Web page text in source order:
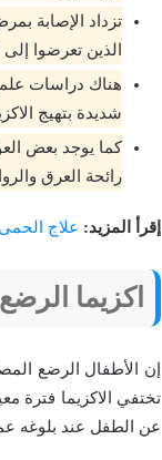
تزداد الإصابة
الذين تعرضوا
هناك دراسات
شديدة بتهيج
كما يوجد بعض
رائحة العرق
إقرأ المزيد: علاج
اكزيما
إن الأطفال الرضع
تختفي الاكزيما فترة
عن الطفل عند بلوغه